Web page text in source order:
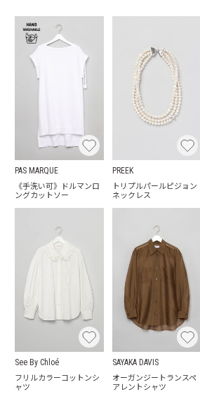
PAS MARQUE
《手洗い可》ドルマンロ
ングカットソー
PREEK
トリプルパールピジョン
ネックレス
See By Chloé
フリルカラーコットンシ
ャツ
SAYAKA DAVIS
オーガンジートランスペ
アレントシャツ